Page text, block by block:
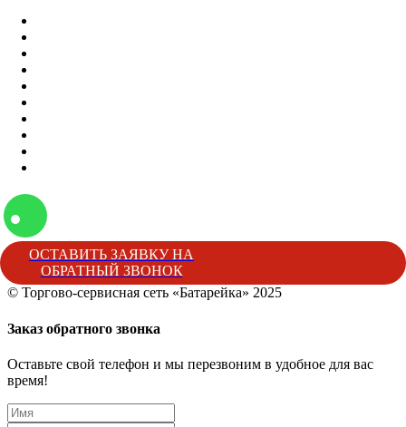
ОСТАВИТЬ ЗАЯВКУ НА
ОБРАТНЫЙ ЗВОНОК
© Торгово-сервисная сеть «Батарейка» 2025
Заказ обратного звонка
Оставьте свой телефон и мы перезвоним в удобное для вас
время!